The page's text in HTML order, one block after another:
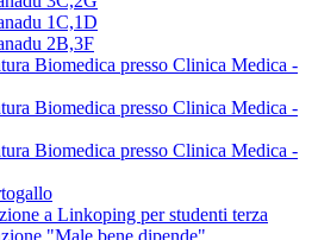
1C,1D
2B,3F
Biomedica presso Clinica Medica -
Biomedica presso Clinica Medica -
Biomedica presso Clinica Medica -
a Linkoping per studenti terza